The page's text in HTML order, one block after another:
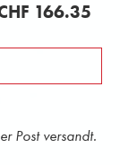
166.35
Post versandt.